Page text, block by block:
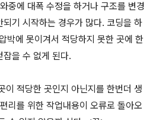
중에 대폭 수정을 하거나 구조를 변경
기 시작하는 경우가 많다. 코딩을 하
박에 못이겨서 적당하지 못한 곳에 한
을 수 없게 된다.
이 적당한 곳인지 아닌지를 한번더 생
리를 위한 작업내용이 오류로 돌아오